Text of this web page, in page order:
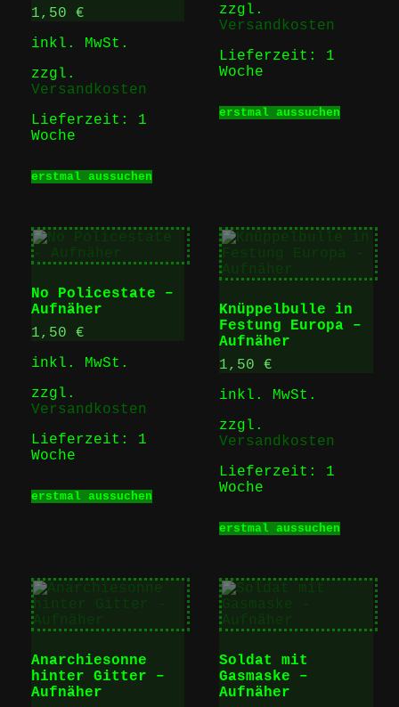
1,50 €
inkl. MwSt.
zzgl.
Versandkosten
Lieferzeit: 1
Woche
erstmal aussuchenProdukt
Varianten
auf.
Die
Optionen
können
Produktseite
zzgl.
Versandkosten
Lieferzeit: 1
Woche
erstmal aussuchenProdukt
können
auf
der
werden
No Policestate –
Aufnäher
1,50 €
inkl. MwSt.
zzgl.
Versandkosten
Lieferzeit: 1
Woche
erstmal aussuchenProdukt
Die
Optionen
können
auf
Produktseite
gewählt
Knüppelbulle in
Festung Europa –
Aufnäher
1,50€
inkl. MwSt.
zzgl.
Versandkosten
Lieferzeit: 1
Woche
erstmal aussuchenProdukt
auf.
Anarchiesonne
hinter Gitter –
Aufnäher
Soldat mit
Gasmaske –
Aufnäher